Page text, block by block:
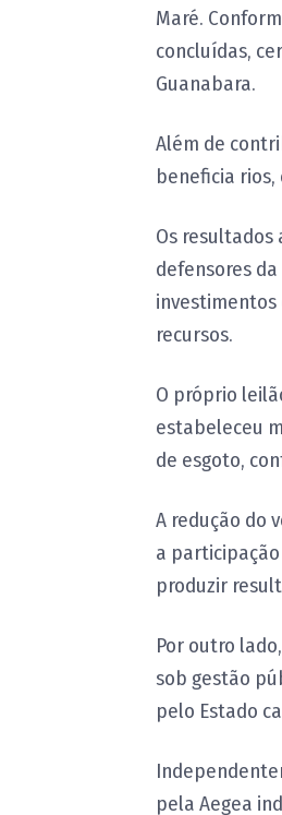
Maré.
concluídas,
Guanabara.
Além de
beneficia rios,
Os
defensores
recursos.
O próprio
estabeleceu
de esgoto,
A redução do
a
produzir
Por outro
sob gestão
pelo Estado
pela Aegea